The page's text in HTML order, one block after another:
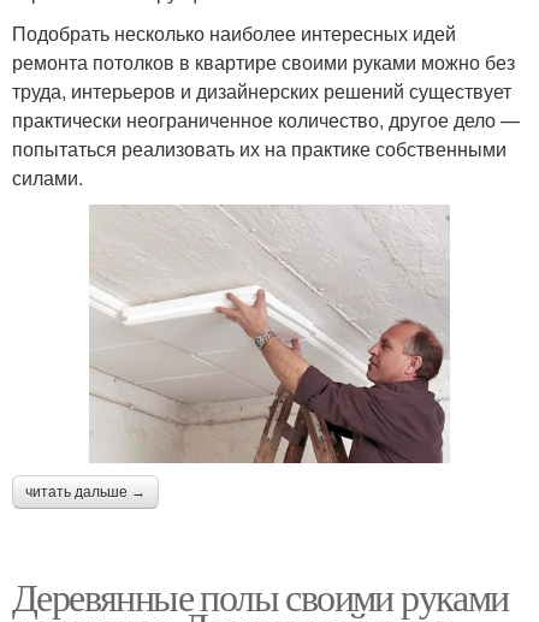
Подобрать несколько наиболее интересных идей
ремонта потолков в квартире своими руками можно без
труда, интерьеров и дизайнерских решений существует
практически неограниченное количество, другое дело —
попытаться реализовать их на практике собственными
силами.
читать дальше →
Деревянные полы своими руками